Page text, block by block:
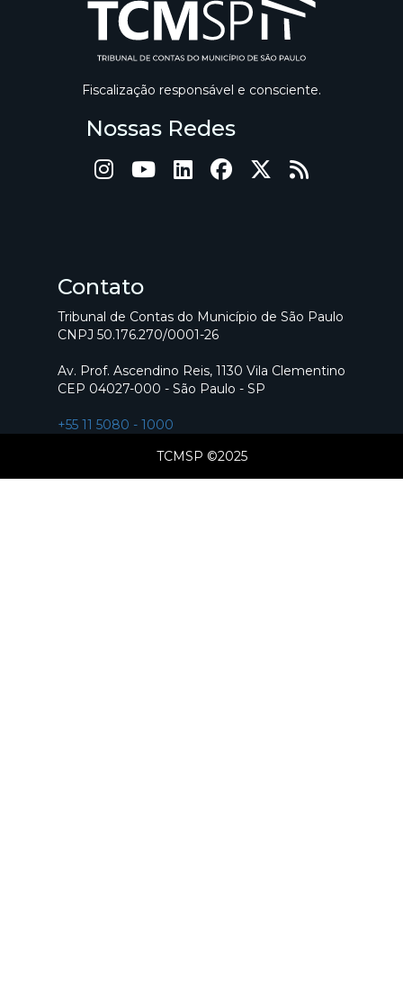
Fiscalização responsável e consciente.
Nossas Redes
Contato
Tribunal de Contas do Município de São Paulo
CNPJ 50.176.270/0001-26
Av. Prof. Ascendino Reis, 1130 Vila Clementino
CEP 04027-000 - São Paulo - SP
+55 11 5080 - 1000
TCMSP ©2025